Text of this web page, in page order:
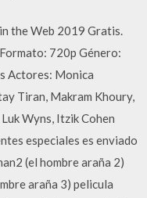
the Web 2019 Gratis.
720p Género:
Actores: Monica
Tiran, Makram Khoury,
Wyns, Itzik Cohen
especiales es enviado
(el hombre araña 2)
araña 3) pelicula